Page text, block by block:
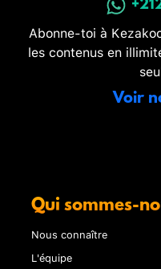
Abonne-toi à
les contenus en
Voir
Qui sommes-
Nous connaître
L'équipe